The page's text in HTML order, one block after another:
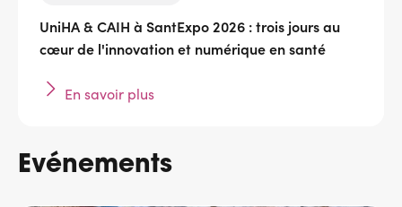
UniHA & CAIH à SantExpo 2026 : trois jours au
cœur de l'innovation et numérique en santé
En savoir plus
Evénements